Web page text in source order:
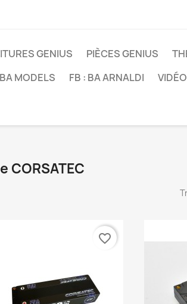
GENIUS PIÈCES GENIUS
MODELS FB : BA ARNALDI
CORSATEC
favorite_border